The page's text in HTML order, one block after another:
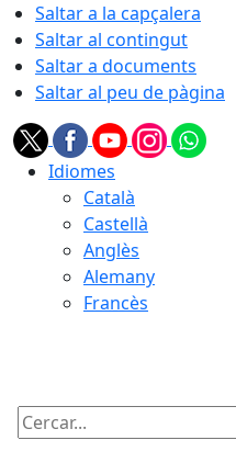
Saltar a la capçalera
Saltar al contingut
Saltar a documents
Saltar al peu de pàgina
Idiomes
Català
Castellà
Anglès
Alemany
Francès
Cercar: